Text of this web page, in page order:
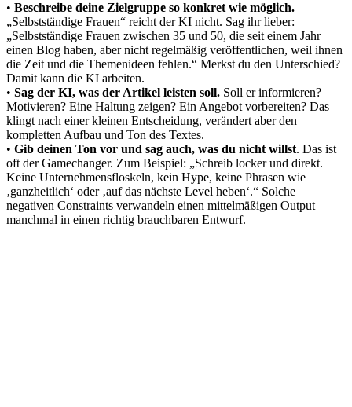
• Beschreibe deine Zielgruppe so konkret wie möglich.
„Selbstständige Frauen“ reicht der KI nicht. Sag ihr lieber:
„Selbstständige Frauen zwischen 35 und 50, die seit einem Jahr
einen Blog haben, aber nicht regelmäßig veröffentlichen, weil ihnen
die Zeit und die Themenideen fehlen.“ Merkst du den Unterschied?
Damit kann die KI arbeiten.
• Sag der KI, was der Artikel leisten soll. Soll er informieren?
Motivieren? Eine Haltung zeigen? Ein Angebot vorbereiten? Das
klingt nach einer kleinen Entscheidung, verändert aber den
kompletten Aufbau und Ton des Textes.
• Gib deinen Ton vor und sag auch, was du nicht willst. Das ist
oft der Gamechanger. Zum Beispiel: „Schreib locker und direkt.
Keine Unternehmensfloskeln, kein Hype, keine Phrasen wie
‚ganzheitlich‘ oder ‚auf das nächste Level heben‘.“ Solche
negativen Constraints verwandeln einen mittelmäßigen Output
manchmal in einen richtig brauchbaren Entwurf.